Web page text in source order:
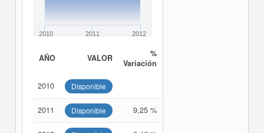
2010 2011 2012
AÑO VALOR
%
Variación
2010 Disponible
2011 Disponible 9,25 %